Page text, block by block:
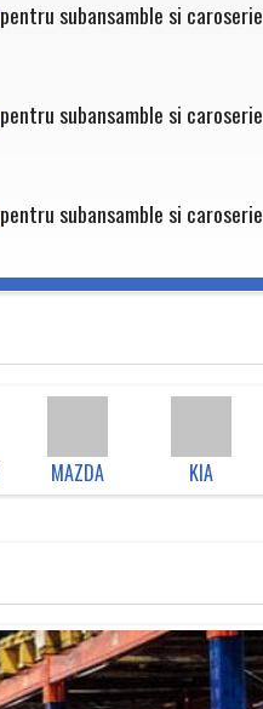
pentru subansamble si caroserie
pentru subansamble si caroserie
pentru subansamble si caroserie
MAZDA KIA